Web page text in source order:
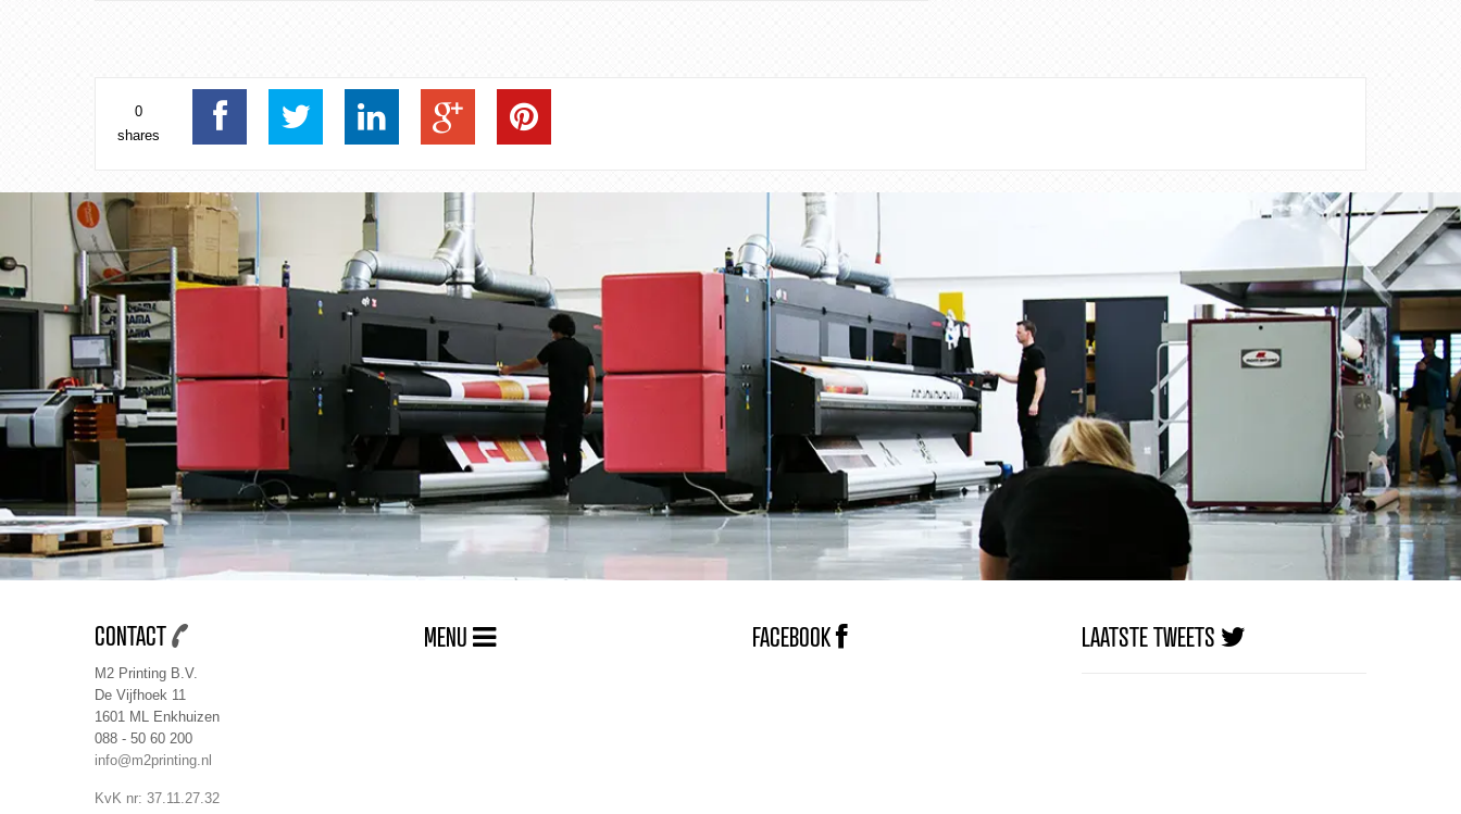
0
shares
CONTACT
M2 Printing B.V.
De Vijfhoek 11
1601 ML Enkhuizen
088 - 50 60 200
info@m2printing.nl
KvK nr: 37.11.27.32
MENU FACEBOOK LAATSTE TWEETS